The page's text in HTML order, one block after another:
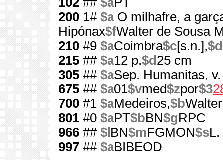
200 1# $aO milhafre, a
Hipónax$fWalter de Sousa
210 #9 $aCoimbra$c[s.n.],$d
215 ## $a12 p.$d 25 cm
305 ## $aSep. Humanitas,
675 ## $a01$vmed$zpor$3
700 #1 $aMedeiros,$b
801 #0 $aPT$bBN$gRPC
966 ## $l BN$mFGMON$sL.
997 ## $aBIBEOD